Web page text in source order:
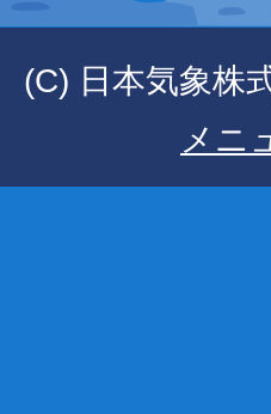
(C) 日本気象株
メニ